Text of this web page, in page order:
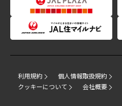
利用規約 個人情報取扱規約
クッキーについて
会社概要